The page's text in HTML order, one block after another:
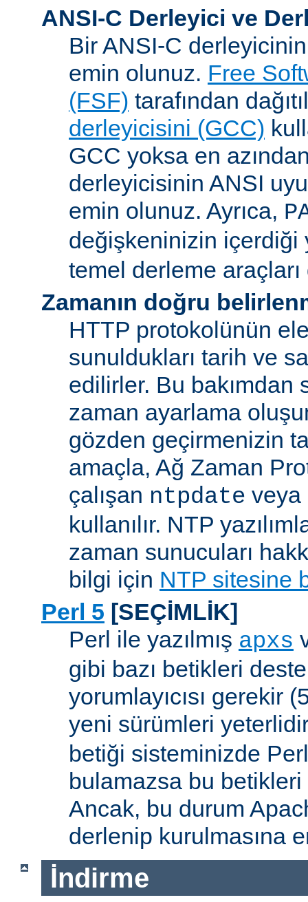
ANSI-C Derleyici ve
Bir ANSI-C
emin olunuz. Free
(FSF) tarafından
derleyicisini (GCC)
GCC yoksa en azından
derleyicisinin ANSI
emin olunuz. Ayrıca,
değişkeninizin
temel derleme araçları
Zamanın doğru
HTTP protokolünün
sunuldukları tarih ve
edilirler. Bu bakımdan
zaman ayarlama
gözden geçirmenizin
amaçla, Ağ Zaman
çalışan ntpdate veya
kullanılır. NTP
zaman sunucuları
bilgi için NTP sitesine
Perl 5 [SEÇİMLİK]
Perl ile yazılmış apxs
gibi bazı betikleri
yorumlayıcısı gerekir
yeni sürümleri
betiği sisteminizde Perl
bulamazsa bu betikleri
Ancak, bu durum
derlenip kurulmasına
İndirme